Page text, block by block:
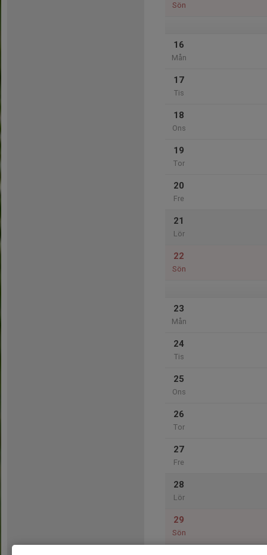
Sön
16
Mån
17
Tis
18
Ons
19
Tor
20
Fre
21
Lör
22
Sön
23
Mån
24
Tis
25
Ons
26
Tor
27
Fre
28
Lör
29
Sön